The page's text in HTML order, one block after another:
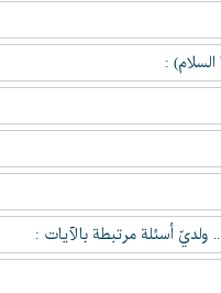
:
ولديّ أسئلة مرتبطة بالآيات :